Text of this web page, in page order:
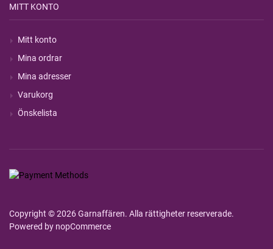
MITT KONTO
Mitt konto
Mina ordrar
Mina adresser
Varukorg
Önskelista
Copyright © 2026 Garnaffären. Alla rättigheter reserverade.
Powered by nopCommerce